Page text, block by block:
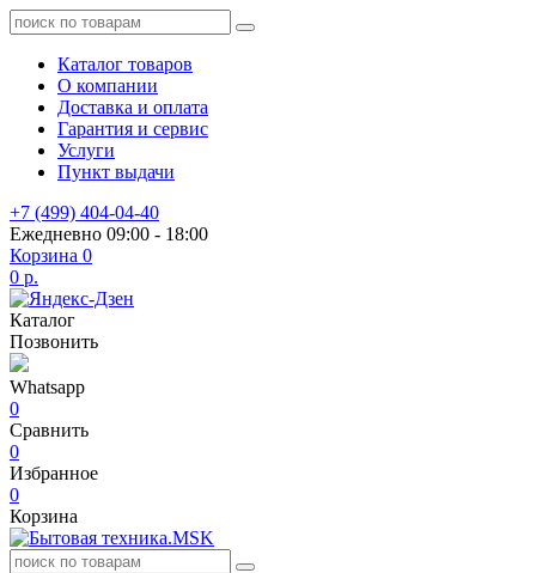
Каталог товаров
О компании
Доставка и оплата
Гарантия и сервис
Услуги
Пункт выдачи
+7 (499) 404-04-40
Ежедневно 09:00 - 18:00
Корзина 0
0 р.
Каталог
Позвонить
Whatsapp
0
Сравнить
0
Избранное
0
Корзина